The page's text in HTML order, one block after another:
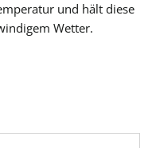
und hält diese
Wetter.